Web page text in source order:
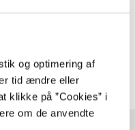
og optimering af
tid ændre eller
klikke på ”Cookies” i
om de anvendte